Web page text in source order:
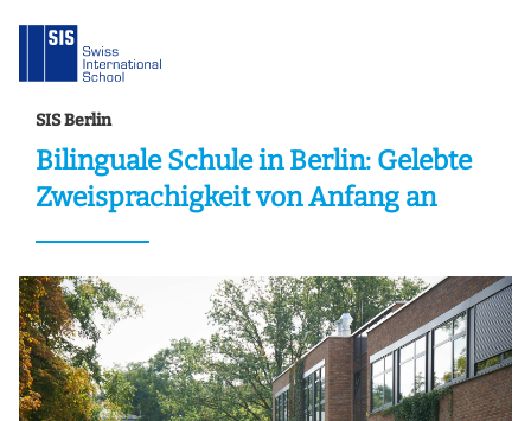
SIS Berlin
Bilinguale Schule in Berlin: Gelebte
Zweisprachigkeit von Anfang an